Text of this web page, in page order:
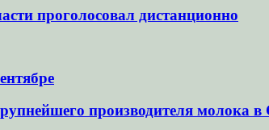
проголосовал дистанционно
производителя молока